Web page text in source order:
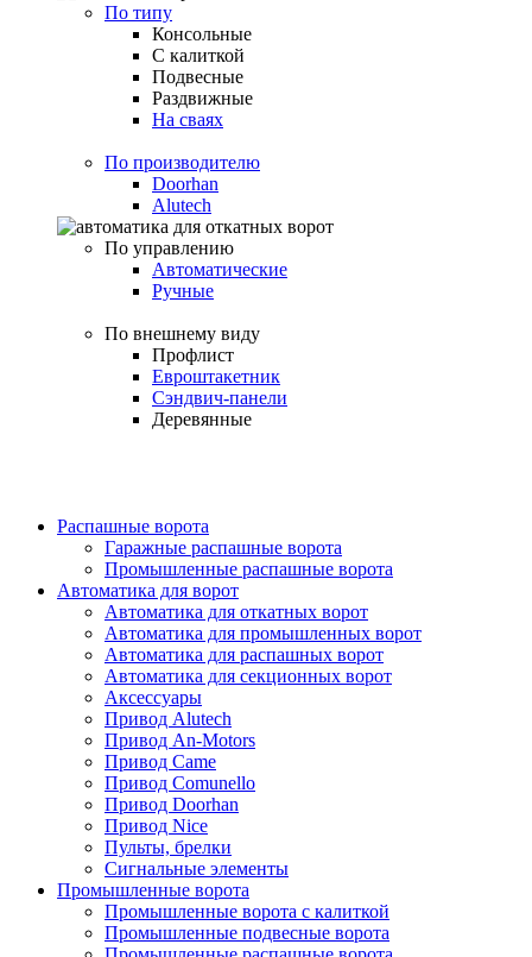
По типу
Консольные
С калиткой
Подвесные
Раздвижные
На сваях
По производителю
Doorhan
Alutech
По управлению
Автоматические
Ручные
По внешнему виду
Профлист
Евроштакетник
Сэндвич-панели
Деревянные
Распашные ворота
Гаражные распашные ворота
Промышленные распашные ворота
Автоматика для ворот
Автоматика для откатных ворот
Автоматика для промышленных ворот
Автоматика для распашных ворот
Автоматика для секционных ворот
Аксессуары
Привод Alutech
Привод An-Motors
Привод Came
Привод Comunello
Привод Doorhan
Привод Nice
Пульты, брелки
Сигнальные элементы
Промышленные ворота
Промышленные ворота с калиткой
Промышленные подвесные ворота